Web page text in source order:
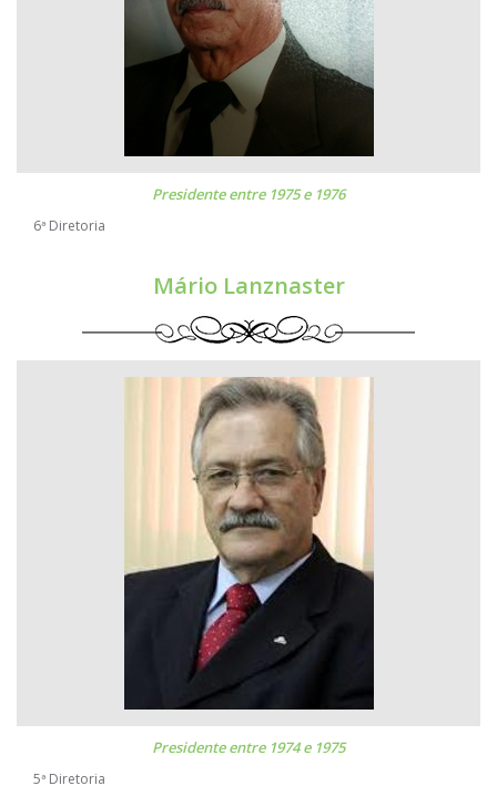
Presidente entre 1975 e 1976
6ª Diretoria
Mário Lanznaster
Presidente entre 1974 e 1975
5ª Diretoria